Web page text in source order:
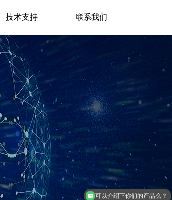
技术支持 联系我们
可以介绍下你们的产品么？
你们能提供解决方案吗？